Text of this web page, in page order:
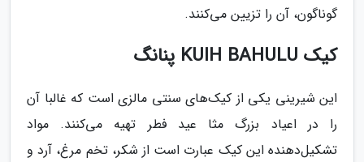
گوناگون، آن را تزیین می‌کنند.
کیک KUIH BAHULU پنانگ
این شیرینی یکی از کیک‌های سنتی مالزی است که غالبا آن
را در اعیاد بزرگ مثا عید فطر تهیه می‌کنند. مواد
تشکیل‌دهنده این کیک عبارت است از شکر، تخم مرغ، آرد و